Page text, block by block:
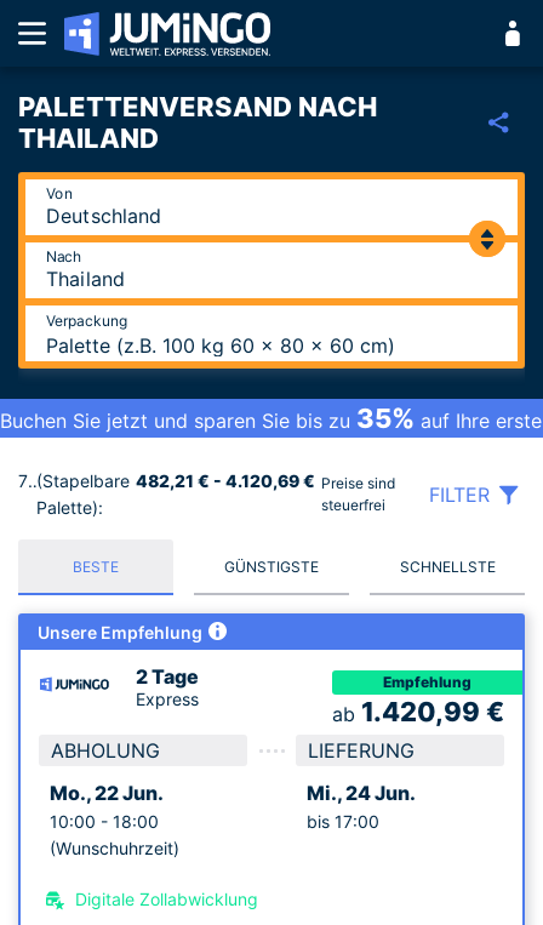
PALETTENVERSAND NACH
THAILAND
Von
Nach
Verpackung
Palette (z.B. 100 kg 60 x 80 x 60 cm)
Buchen Sie jetzt und sparen Sie bis zu 35% auf Ihre erste
7 Tarife(Stapelbare
Palette):
482,21 € - 4.120,69 € Preise sind
steuerfrei
FILTER
BESTE GÜNSTIGSTE SCHNELLSTE
Unsere Empfehlung
2 Tage
Express
ABHOLUNG
Mo., 22 Jun.
10:00 - 18:00
(Wunschuhrzeit)
LIEFERUNG
Mi., 24 Jun.
bis 17:00
Digitale Zollabwicklung
Empfehlung
ab 1.420,99 €